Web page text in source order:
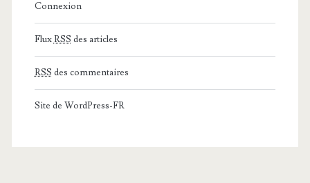
Connexion
FluxRSS des articles
RSS des commentaires
Site de WordPress-FR